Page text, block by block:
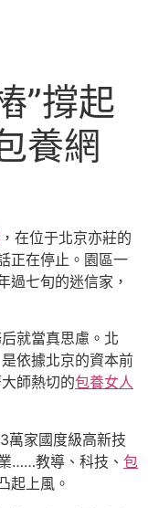
”撐起
養網
，在位于北京亦莊的
正在停止。園區一
過七旬的迷信家，
就當真思慮。北
是依據北京的資本前
師熱切的包養女人
萬家國度級高新技
……教導、科技、 包
起上風。